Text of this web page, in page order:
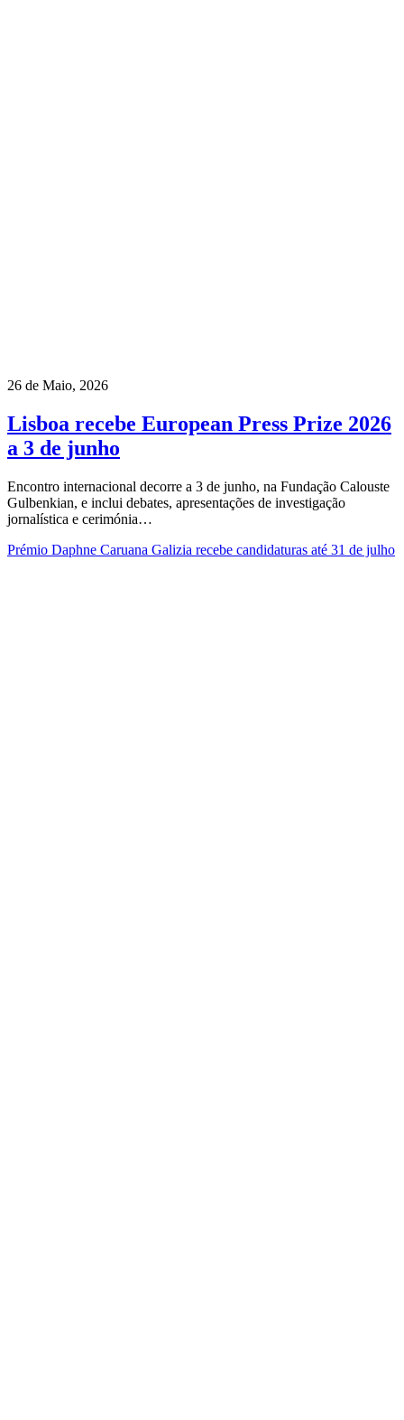
26 de Maio, 2026
Lisboa recebe European Press Prize 2026
a 3 de junho
Encontro internacional decorre a 3 de junho, na Fundação Calouste
Gulbenkian, e inclui debates, apresentações de investigação
jornalística e cerimónia…
Prémio Daphne Caruana Galizia recebe candidaturas até 31 de julho